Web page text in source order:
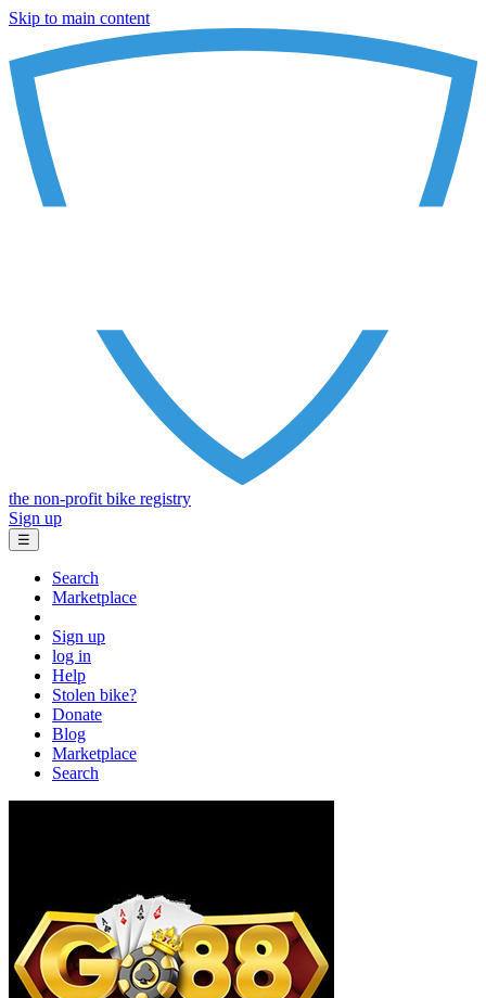
Skip to main content
the non-profit bike registry
Sign up
☰
Search
Marketplace
Sign up
log in
Help
Stolen bike?
Donate
Blog
Marketplace
Search